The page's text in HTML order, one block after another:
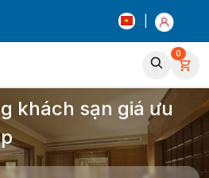
0
Thông tin khách sạn Tiện
khách sạn giá ưu